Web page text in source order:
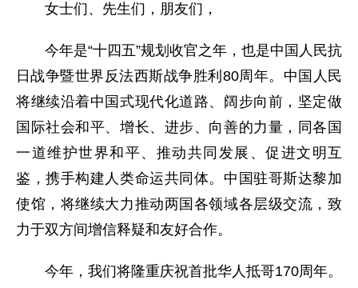
女士们、先生们，朋友们，
今年是“十四五”规划收官之年，也是中国人民抗
日战争暨世界反法西斯战争胜利80周年。中国人民
将继续沿着中国式现代化道路、阔步向前，坚定做
国际社会和平、增长、进步、向善的力量，同各国
一道维护世界和平、推动共同发展、促进文明互
鉴，携手构建人类命运共同体。中国驻哥斯达黎加
使馆，将继续大力推动两国各领域各层级交流，致
力于双方间增信释疑和友好合作。
今年，我们将隆重庆祝首批华人抵哥170周年。